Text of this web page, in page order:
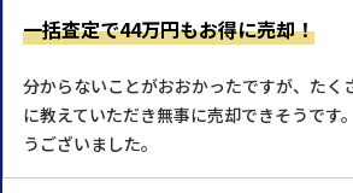
一括査定で44万円もお得に売却！
分からないことがおおかったですが、たく
に教えていただき無事に売却できそうです
うございました。